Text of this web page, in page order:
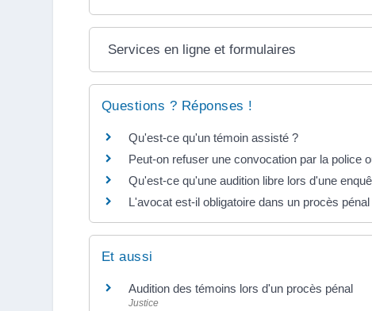
Services en ligne et formulaires
Questions ? Réponses !
Qu'est-ce qu'un témoin assisté ?
Peut-on refuser une convocation par la police
Qu'est-ce qu'une audition libre lors d'une
L'avocat est-il obligatoire dans un procès pénal
Et aussi
Audition des témoins lors d'un procès pénal
Justice